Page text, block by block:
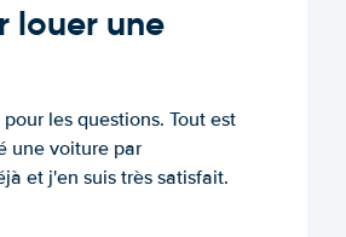
louer une
les questions. Tout est
une voiture par
et j'en suis très satisfait.